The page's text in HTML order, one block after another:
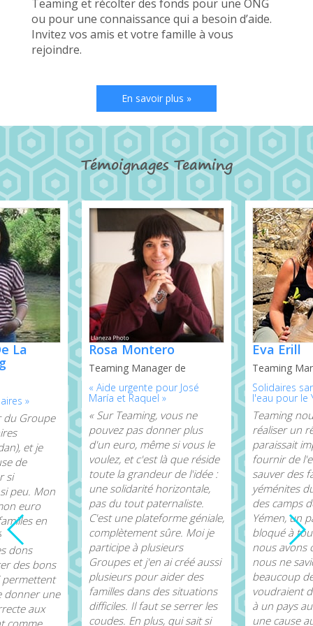
Teaming et récolter des fonds pour une ONG
ou pour une connaissance qui a besoin d’aide.
Invitez vos amis et votre famille à vous
rejoindre.
En savoir plus »
Témoignages Teaming
La
»
du Groupe
et je
de
si
peu. Mon
euro
en
dons
des bons
permettent
donner une
aux
Rosa Montero
Teaming Manager de
« Aide urgente pour José
María et Raquel »
« Sur Teaming, vous ne
pouvez pas donner plus
d'un euro, même si vous le
voulez, et c'est là que réside
toute la grandeur de l'idée :
une solidarité horizontale,
pas du tout paternaliste.
C'est une plateforme géniale,
complètement sûre. Moi je
participe à plusieurs
Groupes et j'en ai créé aussi
plusieurs pour aider des
familles dans des situations
difficiles. Il faut se serrer les
coudes. En plus, qui sait si
Eva Erill
Teaming
Solidaires
l'eau pour le
Teaming
réaliser un
paraissait
fournir de
sauver des
yéménites
des camps
Yémen, un
bloqué à
nous avons
nous ne
beaucoup
voudraient
à un pays
une cause